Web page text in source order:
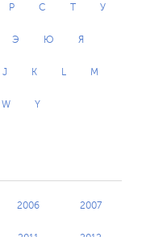
Р С Т У
Э Ю Я
J K L M
W Y
2006 2007